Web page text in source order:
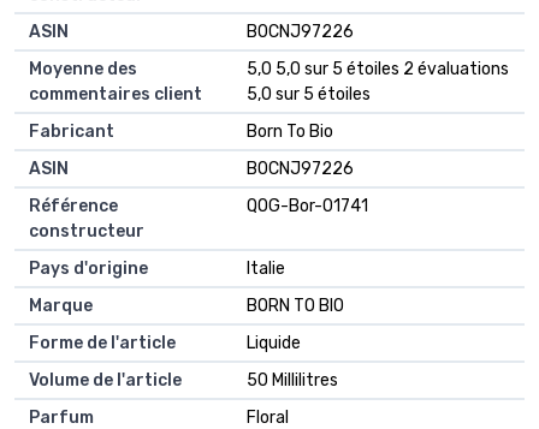
ASIN
‎B0CNJ97226
Moyenne des
commentaires client
5,0 5,0 sur 5 étoiles 2 évaluations
5,0 sur 5 étoiles
Fabricant
Born To Bio
ASIN
B0CNJ97226
Référence
constructeur
QOG-Bor-01741
Pays d'origine
Italie
Marque
BORN TO BIO
Forme de l'article
Liquide
Volume de l'article
50 Millilitres
Parfum
Floral